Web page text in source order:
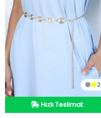
2
Hızlı Teslimat